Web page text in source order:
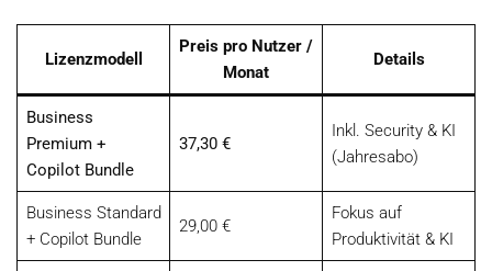
Lizenzmodell
Preis pro Nutzer /
Monat
Details
Business
Premium +
Copilot Bundle
37,30 €
Inkl. Security & KI
(Jahresabo)
Business Standard
+ Copilot Bundle
29,00 €
Fokus auf
Produktivität & KI